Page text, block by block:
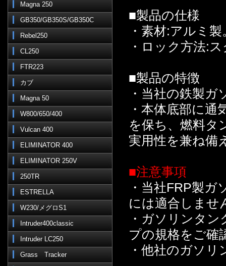
Magna 250
GB350/GB350S/GB350C
Rebel250
CL250
FTR223
カブ
Magna 50
W800/650/400
Vulcan 400
ELIMINATOR 400
ELIMINATOR 250V
250TR
ESTRELLA
W230/メグロS1
Intruder400classic
Intruder LC250
Grass Tracker
■製品の仕様
・素材:アルミ
・ロック方法:
■製品の特徴
・当社の鉄製
・本体底部に
を保ち、燃料タ
実用性を兼ね備
■注意事項
・当社FRP製
には適合しませ
・ガソリンタ
プの規格をご確
・他社のガソ